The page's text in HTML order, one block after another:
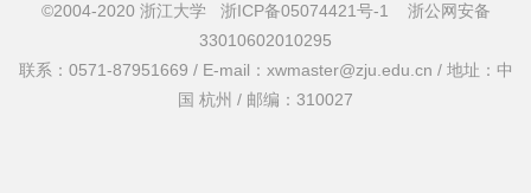
©2004-2020 浙江大学 浙ICP备05074421号-1
浙公网安备
33010602010295
联系：0571-87951669 / E-mail：xwmaster@zju.edu.cn / 地址：中
国 杭州 / 邮编：310027